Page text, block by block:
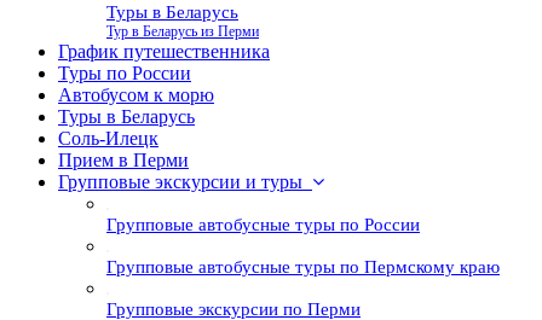
Туры в Беларусь
Тур в Беларусь из Перми
График путешественника
Туры по России
Автобусом к морю
Туры в Беларусь
Соль-Илецк
Прием в Перми
Групповые экскурсии и туры
Групповые автобусные туры по России
Групповые автобусные туры по Пермскому краю
Групповые экскурсии по Перми